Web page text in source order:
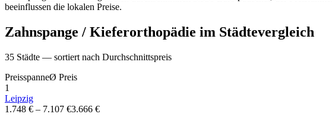
beeinflussen die lokalen Preise.
Zahnspange / Kieferorthopädie im Städtevergleich
35 Städte — sortiert nach Durchschnittspreis
PreisspanneØ Preis
1
Leipzig
1.748 € – 7.107 €3.666 €